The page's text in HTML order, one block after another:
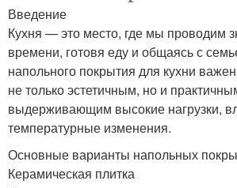
Введение
Кухня — это место, где мы проводим
времени, готовя еду и общаясь с
напольного покрытия для кухни
не только эстетичным, но и
выдерживающим высокие нагрузки,
температурные изменения.
Основные варианты напольных
Керамическая плитка